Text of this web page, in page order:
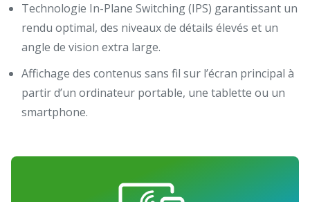
Technologie In-Plane Switching (IPS) garantissant un
rendu optimal, des niveaux de détails élevés et un
angle de vision extra large.
Affichage des contenus sans fil sur l’écran principal à
partir d’un ordinateur portable, une tablette ou un
smartphone.